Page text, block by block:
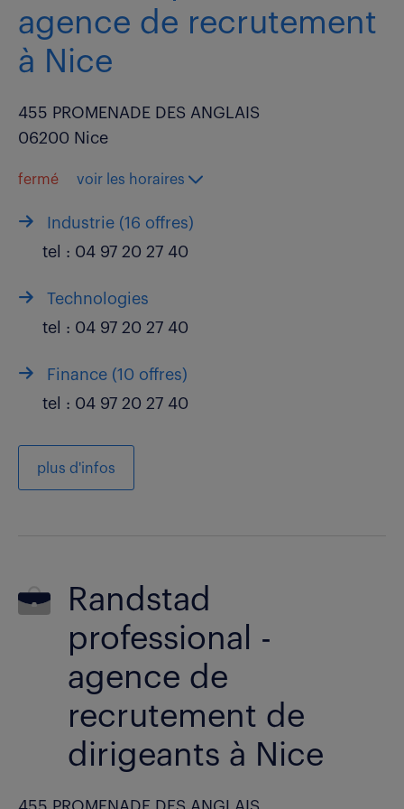
agence de recrutement
à Nice
455 PROMENADE DES ANGLAIS
06200 Nice
fermé voir les horaires
Industrie (16 offres)
tel : 04 97 20 27 40
Technologies
tel : 04 97 20 27 40
Finance (10 offres)
tel : 04 97 20 27 40
plus d'infos
Randstad
professional -
agence de
recrutement de
dirigeants à Nice